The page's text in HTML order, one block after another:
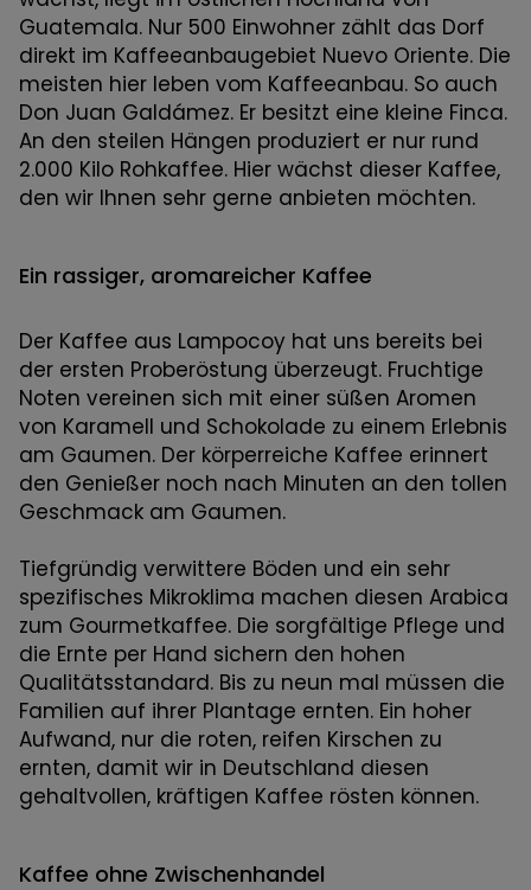
Guatemala. Nur 500 Einwohner zählt das Dorf
direkt im Kaffeeanbaugebiet Nuevo Oriente. Die
meisten hier leben vom Kaffeeanbau. So auch
Don Juan Galdámez. Er besitzt eine kleine Finca.
An den steilen Hängen produziert er nur rund
2.000 Kilo Rohkaffee. Hier wächst dieser Kaffee,
den wir Ihnen sehr gerne anbieten möchten.
Ein rassiger, aromareicher Kaffee
Der Kaffee aus Lampocoy hat uns bereits bei
der ersten Proberöstung überzeugt. Fruchtige
Noten vereinen sich mit einer süßen Aromen
von Karamell und Schokolade zu einem Erlebnis
am Gaumen. Der körperreiche Kaffee erinnert
den Genießer noch nach Minuten an den tollen
Geschmack am Gaumen.
Tiefgründig verwittere Böden und ein sehr
spezifisches Mikroklima machen diesen Arabica
zum Gourmetkaffee. Die sorgfältige Pflege und
die Ernte per Hand sichern den hohen
Qualitätsstandard. Bis zu neun mal müssen die
Familien auf ihrer Plantage ernten. Ein hoher
Aufwand, nur die roten, reifen Kirschen zu
ernten, damit wir in Deutschland diesen
gehaltvollen, kräftigen Kaffee rösten können.
Kaffee ohne Zwischenhandel